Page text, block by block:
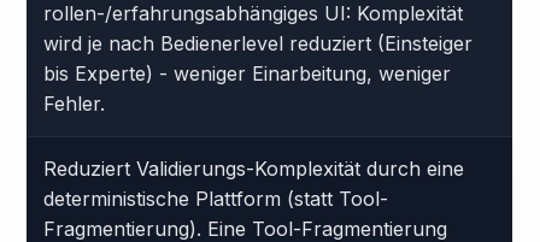
rollen-/erfahrungsabhängiges UI: Komplexität
wird je nach Bedienerlevel reduziert (Einsteiger
bis Experte) - weniger Einarbeitung, weniger
Fehler.
Reduziert Validierungs-Komplexität durch eine
deterministische Plattform (statt Tool-
Fragmentierung). Eine Tool-Fragmentierung